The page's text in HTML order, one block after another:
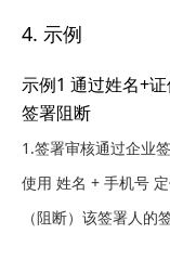
4. 示例
示例1 通过姓名+
签署阻断
1.签署审核通过企业
使用 姓名 + 手机号
（阻断）该签署人的